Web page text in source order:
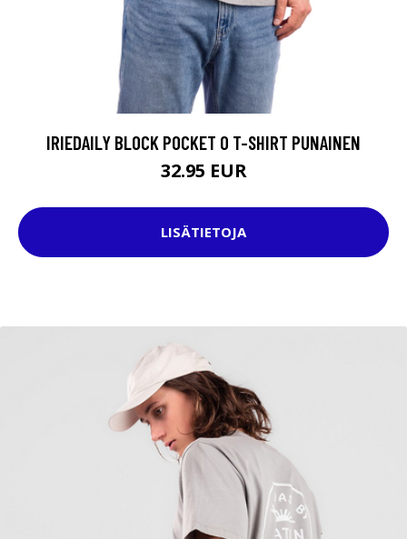
IRIEDAILY BLOCK POCKET 0 T-SHIRT PUNAINEN
32.95 EUR
LISÄTIETOJA